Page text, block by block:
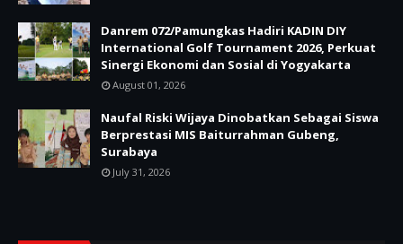
Danrem 072/Pamungkas Hadiri KADIN DIY
International Golf Tournament 2026, Perkuat
Sinergi Ekonomi dan Sosial di Yogyakarta
August 01, 2026
Naufal Riski Wijaya Dinobatkan Sebagai Siswa
Berprestasi MIS Baiturrahman Gubeng,
Surabaya
July 31, 2026